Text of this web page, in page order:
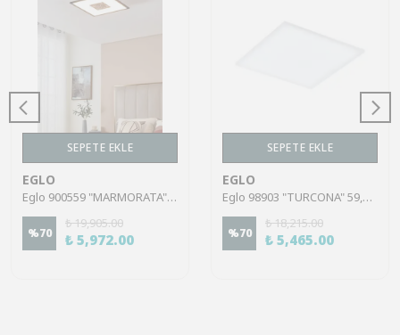
SEPETE EKLE
EGLO
Eglo 900559 "MARMORATA" 44,5 Cm Uzunluğunda 44,5 Cm Genişliğinde Alüminyum, Çelik Siyah, Beyaz Led Panel
%70
₺ 19,905.00
₺ 5,972.00
SEPETE EKLE
EGLO
Eglo 98903 "TURCONA" 59,5 Cm Uzunluğunda 59,5 Cm Genişliğinde Çelik Beyaz Led Panel
%70
₺ 18,215.00
₺ 5,465.00